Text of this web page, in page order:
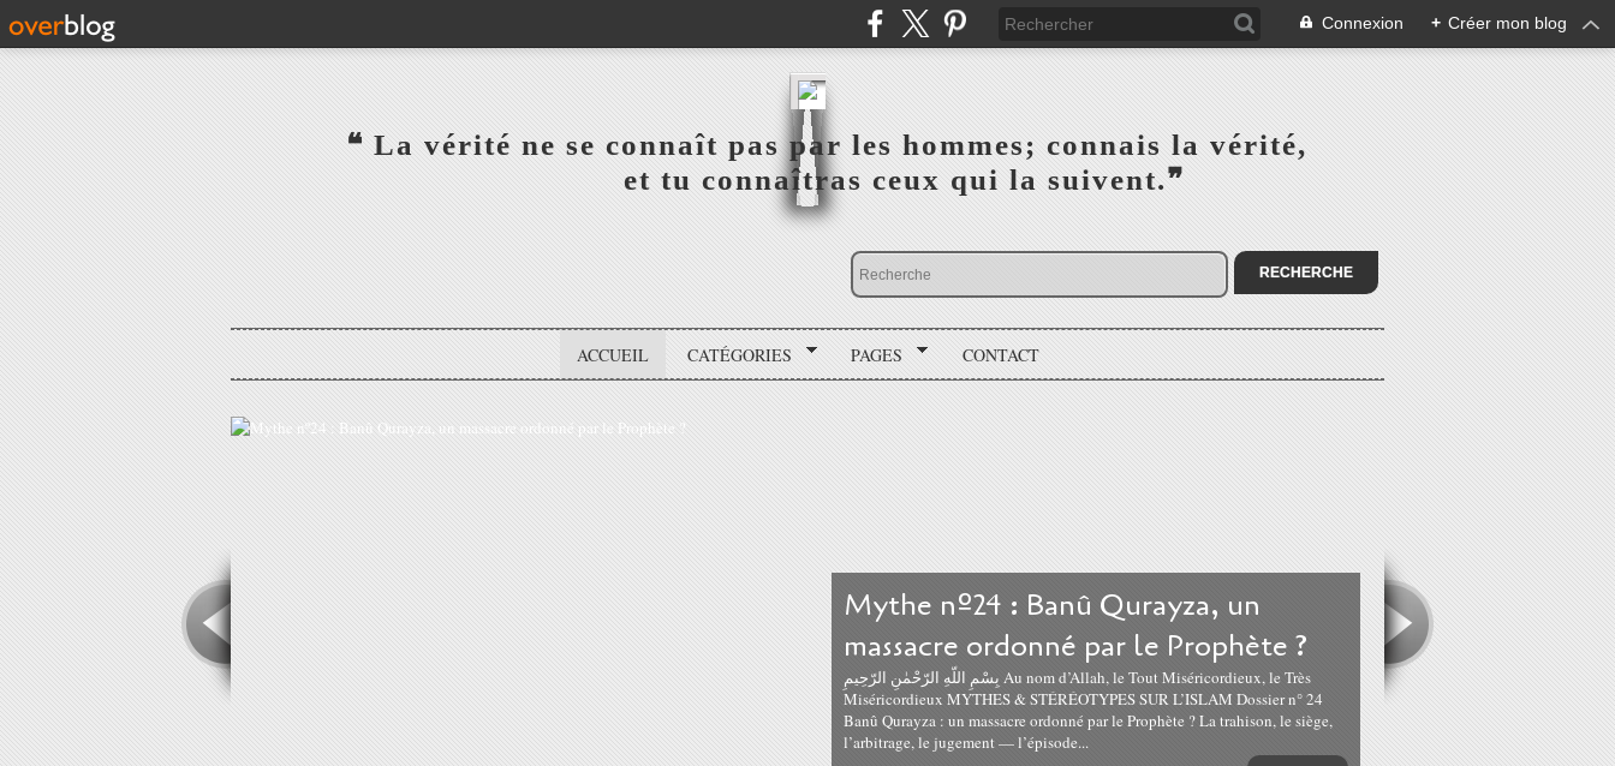
Connexion + Créer mon blog
‎ ‎ ‎ ‎ ‎ ‎ ‎ ‎ ‎ ‎ ‎ ‎ ‎❝ La vérité ne se connaît pas par les hommes; connais la vérité,‎ ‎ ‎ ‎ ‎ ‎ ‎ ‎ ‎
‎ ‎ ‎ ‎ ‎ ‎ ‎ ‎ ‎ ‎ ‎ ‎ ‎ ‎ ‎ ‎ ‎ ‎ ‎ ‎ et tu connaîtras ceux qui la suivent.❞
ACCUEIL CATÉGORIES PAGES CONTACT
Mythe nº24 : Banû Qurayza, un
massacre ordonné par le Prophète ?
بِسْمِ اللّهِ الرّحْمٰنِ الرّحِيمِ Au nom d’Allah, le Tout Miséricordieux, le Très
Miséricordieux MYTHES & STÉRÉOTYPES SUR L’ISLAM Dossier n° 24
Banû Qurayza : un massacre ordonné par le Prophète ? La trahison, le siège,
l’arbitrage, le jugement — l’épisode...